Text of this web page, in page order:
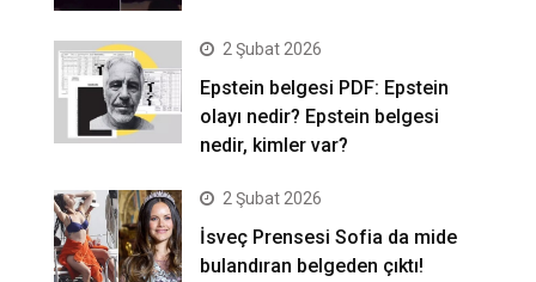
2 Şubat 2026
Epstein belgesi PDF: Epstein
olayı nedir? Epstein belgesi
nedir, kimler var?
2 Şubat 2026
İsveç Prensesi Sofia da mide
bulandıran belgeden çıktı!